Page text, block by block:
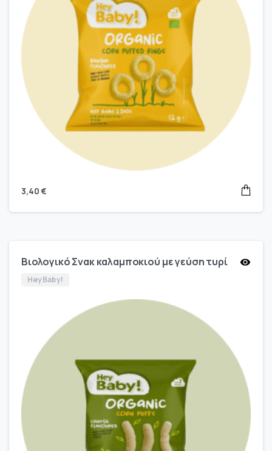
3,40 €
Βιολογικό Σνακ καλαμποκιού με γεύση τυρί
Hey Baby!